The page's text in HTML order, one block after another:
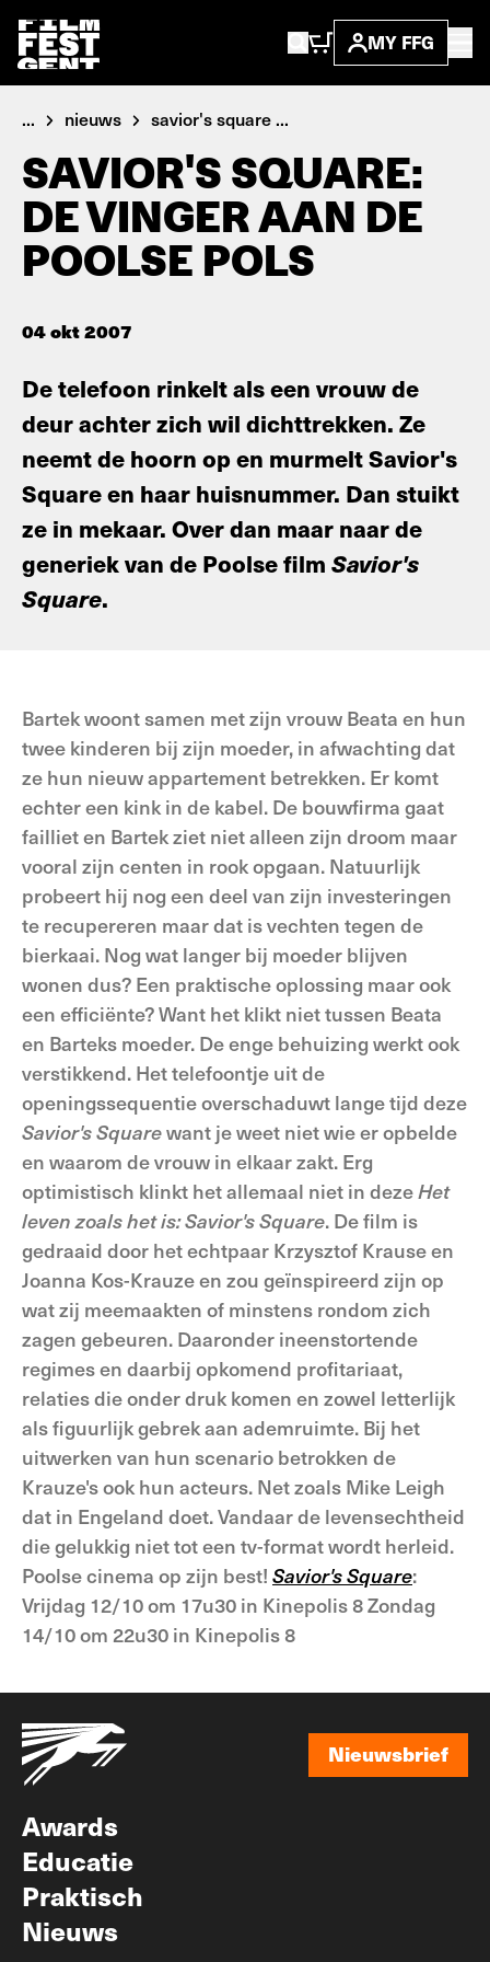
MY FFG
... nieuws savior's square ...
SAVIOR'S SQUARE:
DE VINGER AAN DE
POOLSE POLS
04 okt 2007
De telefoon rinkelt als een vrouw de
deur achter zich wil dichttrekken. Ze
neemt de hoorn op en murmelt Savior's
Square en haar huisnummer. Dan stuikt
ze in mekaar. Over dan maar naar de
generiek van de Poolse film Savior's
Square.
Bartek woont samen met zijn vrouw Beata en hun
twee kinderen bij zijn moeder, in afwachting dat
ze hun nieuw appartement betrekken. Er komt
echter een kink in de kabel. De bouwfirma gaat
failliet en Bartek ziet niet alleen zijn droom maar
vooral zijn centen in rook opgaan. Natuurlijk
probeert hij nog een deel van zijn investeringen
te recupereren maar dat is vechten tegen de
bierkaai. Nog wat langer bij moeder blijven
wonen dus? Een praktische oplossing maar ook
een efficiënte? Want het klikt niet tussen Beata
en Barteks moeder. De enge behuizing werkt ook
verstikkend. Het telefoontje uit de
openingssequentie overschaduwt lange tijd deze
Savior's Squarewant je weet niet wie er opbelde
en waarom de vrouw in elkaar zakt. Erg
optimistisch klinkt het allemaal niet in dezeHet
leven zoals het is: Savior's Square. De film is
gedraaid door het echtpaar Krzysztof Krause en
Joanna Kos-Krauze en zou geïnspireerd zijn op
wat zij meemaakten of minstens rondom zich
zagen gebeuren. Daaronder ineenstortende
regimes en daarbij opkomend profitariaat,
relaties die onder druk komen en zowel letterlijk
als figuurlijk gebrek aan ademruimte. Bij het
uitwerken van hun scenario betrokken de
Krauze's ook hun acteurs. Net zoals Mike Leigh
dat in Engeland doet. Vandaar de levensechtheid
die gelukkig niet tot een tv-format wordt herleid.
Poolse cinema op zijn best! Savior's Square:
Vrijdag 12/10 om 17u30 in Kinepolis 8 Zondag
14/10 om 22u30 in Kinepolis 8
Nieuwsbrief
Awards
Educatie
Praktisch
Nieuws